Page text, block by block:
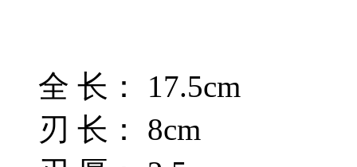
全 长： 17.5cm
刃 长： 8cm